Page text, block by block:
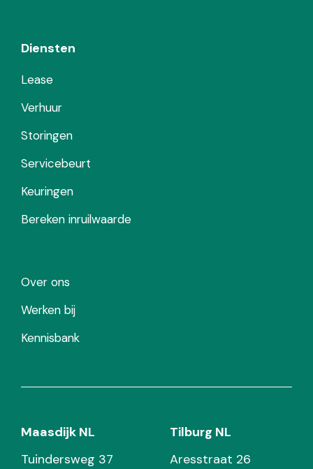
Diensten
Lease
Verhuur
Storingen
Servicebeurt
Keuringen
Bereken inruilwaarde
Over ons
Werken bij
Kennisbank
Maasdijk NL
Tuindersweg 37
Tilburg NL
Aresstraat 26